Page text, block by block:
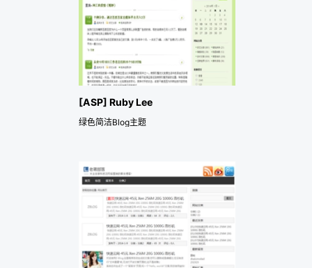
[ASP] Ruby Lee
绿色简洁Blog主题